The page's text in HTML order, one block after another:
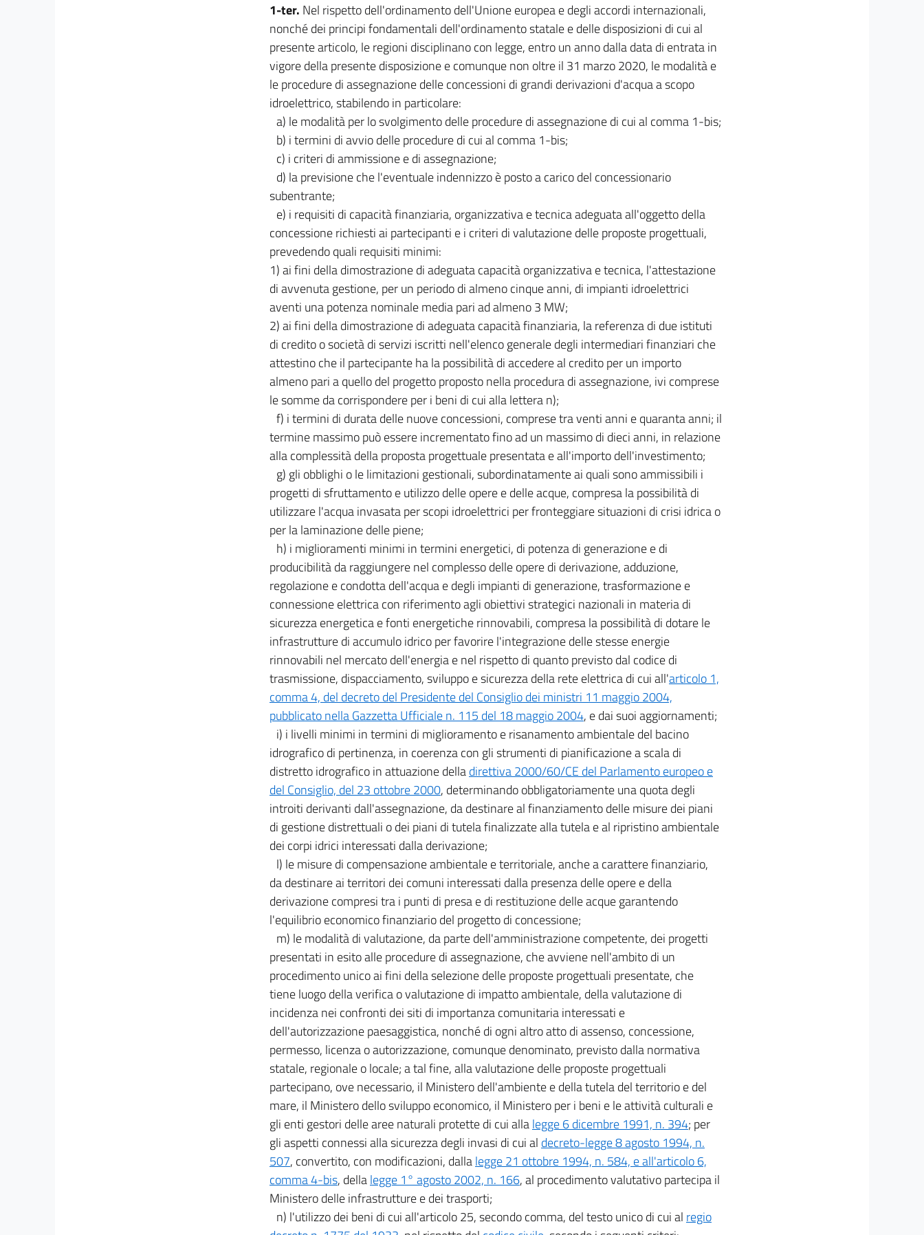
1-ter. Nel rispetto dell'ordinamento dell'Unione europea e degli accordi internazionali,
nonché dei principi fondamentali dell'ordinamento statale e delle disposizioni di cui al
presente articolo, le regioni disciplinano con legge, entro un anno dalla data di entrata in
vigore della presente disposizione e comunque non oltre il 31 marzo 2020, le modalità e
le procedure di assegnazione delle concessioni di grandi derivazioni d'acqua a scopo
idroelettrico, stabilendo in particolare:
a) le modalità per lo svolgimento delle procedure di assegnazione di cui al comma 1-bis;
b) i termini di avvio delle procedure di cui al comma 1-bis;
c) i criteri di ammissione e di assegnazione;
d) la previsione che l'eventuale indennizzo è posto a carico del concessionario
subentrante;
e) i requisiti di capacità finanziaria, organizzativa e tecnica adeguata all'oggetto della
concessione richiesti ai partecipanti e i criteri di valutazione delle proposte progettuali,
prevedendo quali requisiti minimi:
1) ai fini della dimostrazione di adeguata capacità organizzativa e tecnica, l'attestazione
di avvenuta gestione, per un periodo di almeno cinque anni, di impianti idroelettrici
aventi una potenza nominale media pari ad almeno 3 MW;
2) ai fini della dimostrazione di adeguata capacità finanziaria, la referenza di due istituti
di credito o società di servizi iscritti nell'elenco generale degli intermediari finanziari che
attestino che il partecipante ha la possibilità di accedere al credito per un importo
almeno pari a quello del progetto proposto nella procedura di assegnazione, ivi comprese
le somme da corrispondere per i beni di cui alla lettera n);
f) i termini di durata delle nuove concessioni, comprese tra venti anni e quaranta anni; il
termine massimo può essere incrementato fino ad un massimo di dieci anni, in relazione
alla complessità della proposta progettuale presentata e all'importo dell'investimento;
g) gli obblighi o le limitazioni gestionali, subordinatamente ai quali sono ammissibili i
progetti di sfruttamento e utilizzo delle opere e delle acque, compresa la possibilità di
utilizzare l'acqua invasata per scopi idroelettrici per fronteggiare situazioni di crisi idrica o
per la laminazione delle piene;
h) i miglioramenti minimi in termini energetici, di potenza di generazione e di
producibilità da raggiungere nel complesso delle opere di derivazione, adduzione,
regolazione e condotta dell'acqua e degli impianti di generazione, trasformazione e
connessione elettrica con riferimento agli obiettivi strategici nazionali in materia di
sicurezza energetica e fonti energetiche rinnovabili, compresa la possibilità di dotare le
infrastrutture di accumulo idrico per favorire l'integrazione delle stesse energie
rinnovabili nel mercato dell'energia e nel rispetto di quanto previsto dal codice di
trasmissione, dispacciamento, sviluppo e sicurezza della rete elettrica di cui all'articolo 1,
comma 4, del decreto del Presidente del Consiglio dei ministri 11 maggio 2004,
pubblicato nella Gazzetta Ufficiale n. 115 del 18 maggio 2004, e dai suoi aggiornamenti;
i) i livelli minimi in termini di miglioramento e risanamento ambientale del bacino
idrografico di pertinenza, in coerenza con gli strumenti di pianificazione a scala di
distretto idrografico in attuazione delladirettiva 2000/60/CE del Parlamento europeo e
del Consiglio, del 23 ottobre 2000, determinando obbligatoriamente una quota degli
introiti derivanti dall'assegnazione, da destinare al finanziamento delle misure dei piani
di gestione distrettuali o dei piani di tutela finalizzate alla tutela e al ripristino ambientale
dei corpi idrici interessati dalla derivazione;
l) le misure di compensazione ambientale e territoriale, anche a carattere finanziario,
da destinare ai territori dei comuni interessati dalla presenza delle opere e della
derivazione compresi tra i punti di presa e di restituzione delle acque garantendo
l'equilibrio economico finanziario del progetto di concessione;
m) le modalità di valutazione, da parte dell'amministrazione competente, dei progetti
presentati in esito alle procedure di assegnazione, che avviene nell'ambito di un
procedimento unico ai fini della selezione delle proposte progettuali presentate, che
tiene luogo della verifica o valutazione di impatto ambientale, della valutazione di
incidenza nei confronti dei siti di importanza comunitaria interessati e
dell'autorizzazione paesaggistica, nonché di ogni altro atto di assenso, concessione,
permesso, licenza o autorizzazione, comunque denominato, previsto dalla normativa
statale, regionale o locale; a tal fine, alla valutazione delle proposte progettuali
partecipano, ove necessario, il Ministero dell'ambiente e della tutela del territorio e del
mare, il Ministero dello sviluppo economico, il Ministero per i beni e le attività culturali e
gli enti gestori delle aree naturali protette di cui allalegge 6 dicembre 1991, n. 394; per
gli aspetti connessi alla sicurezza degli invasi di cui al decreto-legge 8 agosto 1994, n.
507, convertito, con modificazioni, dallalegge 21 ottobre 1994, n. 584, e all'articolo 6,
comma 4-bis, dellalegge 1° agosto 2002, n. 166, al procedimento valutativo partecipa il
Ministero delle infrastrutture e dei trasporti;
n) l'utilizzo dei beni di cui all'articolo 25, secondo comma, del testo unico di cui al regio